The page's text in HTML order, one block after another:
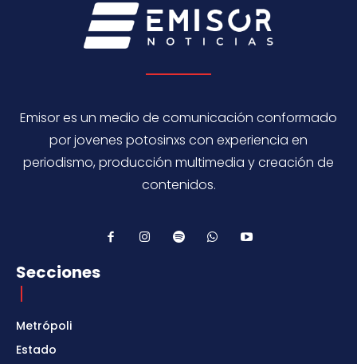
Emisor es un medio de comunicación conformado
por jovenes potosinxs con experiencia en
periodismo, producción multimedia y creación de
contenidos.
Secciones
Metrópoli
Estado